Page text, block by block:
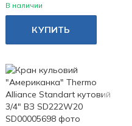
В наличии
КУПИТЬ